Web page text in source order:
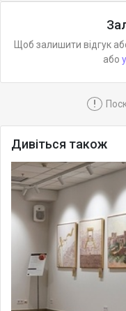
Щоб залишити відгук
або
!
Дивіться також